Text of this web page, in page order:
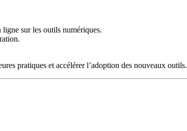
sur les outils numériques.
pratiques et accélérer l’adoption des nouveaux outils.